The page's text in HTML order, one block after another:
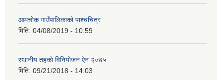
आमचोक गाउँपालिकाको पाश्चचित्र
मिति: 04/08/2019 - 10:59
स्थानीय तहको विनियोजन ऐन २०७५
मिति: 09/21/2018 - 14:03